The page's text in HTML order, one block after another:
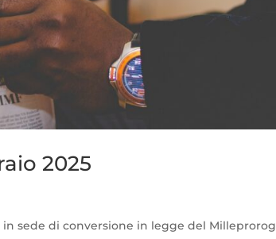
2025
sede di conversione in legge del